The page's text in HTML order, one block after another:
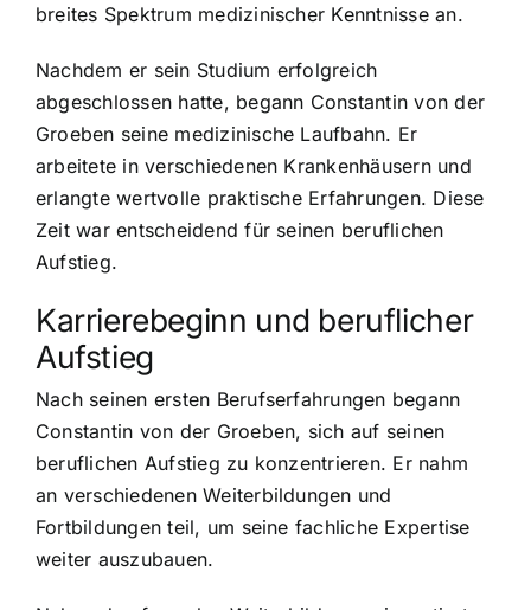
breites Spektrum medizinischer Kenntnisse an.
Nachdem er sein Studium erfolgreich
abgeschlossen hatte, begann Constantin von der
Groeben seine medizinische Laufbahn. Er
arbeitete in verschiedenen Krankenhäusern und
erlangte wertvolle praktische Erfahrungen. Diese
Zeit war entscheidend für seinen beruflichen
Aufstieg.
Karrierebeginn und beruflicher
Aufstieg
Nach seinen ersten Berufserfahrungen begann
Constantin von der Groeben, sich auf seinen
beruflichen Aufstieg zu konzentrieren. Er nahm
an verschiedenen Weiterbildungen und
Fortbildungen teil, um seine fachliche Expertise
weiter auszubauen.